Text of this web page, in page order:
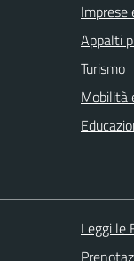
Imprese
Appalti
Turismo
Mobilità
Leggi le